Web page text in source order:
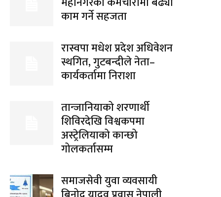
काम गर्ने सहजता
रास्वपा मधेश प्रदेश अधिवेशन
स्थगित, गुटबन्दीले नेता–
कार्यकर्तामा निराशा
तान्जानियाको शरणार्थी
शिविरदेखि विश्वकपमा
अस्ट्रेलियाको कान्छो
गोलकर्तासम्म
समाजसेवी युवा व्यवसायी